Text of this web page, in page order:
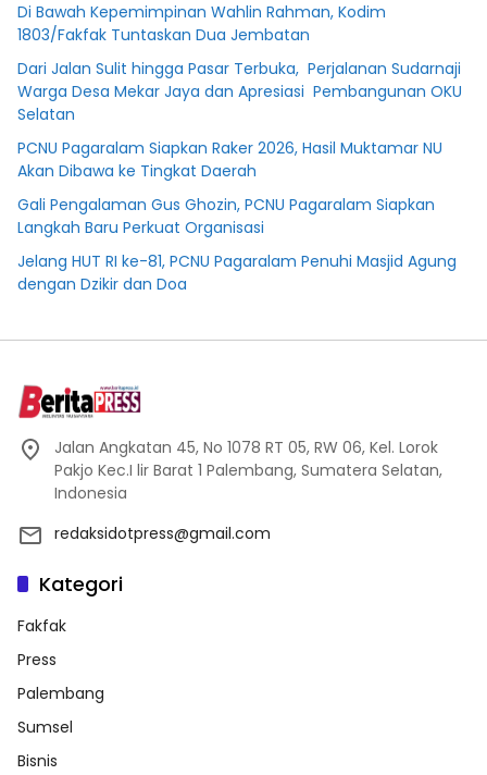
Di Bawah Kepemimpinan Wahlin Rahman, Kodim
1803/Fakfak Tuntaskan Dua Jembatan
Dari Jalan Sulit hingga Pasar Terbuka, Perjalanan Sudarnaji
Warga Desa Mekar Jaya dan Apresiasi Pembangunan OKU
Selatan
PCNU Pagaralam Siapkan Raker 2026, Hasil Muktamar NU
Akan Dibawa ke Tingkat Daerah
Gali Pengalaman Gus Ghozin, PCNU Pagaralam Siapkan
Langkah Baru Perkuat Organisasi
Jelang HUT RI ke-81, PCNU Pagaralam Penuhi Masjid Agung
dengan Dzikir dan Doa
Jalan Angkatan 45, No 1078 RT 05, RW 06, Kel. Lorok
Pakjo Kec.I lir Barat 1 Palembang, Sumatera Selatan,
Indonesia
redaksidotpress@gmail.com
Kategori
Fakfak
Press
Palembang
Sumsel
Bisnis